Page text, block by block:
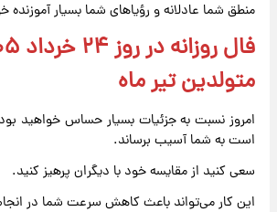
منطق شما عادلانه و رؤیاهای شما بسیار آموزنده
متولدین تیر ماه
امروز نسبت به جزئیات بسیار حساس خواهید
است به شما آسیب برساند.
سعی کنید از مقایسه خود با دیگران پرهیز کنید.
این کار می‌تواند باعث کاهش سرعت شما در